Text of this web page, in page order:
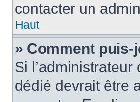
contacter un
Haut
» Comment
Si
dédié devrait être